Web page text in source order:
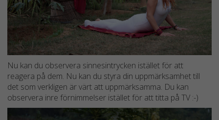
Nu kan du observera sinnesintrycken istället för att
reagera på dem. Nu kan du styra din uppmärksamhet till
det som verkligen är värt att uppmärksamma. Du kan
observera inre förnimmelser istället för att titta på TV :-)
Nödvändiga
Dessa kakor
går inte att
De behövs